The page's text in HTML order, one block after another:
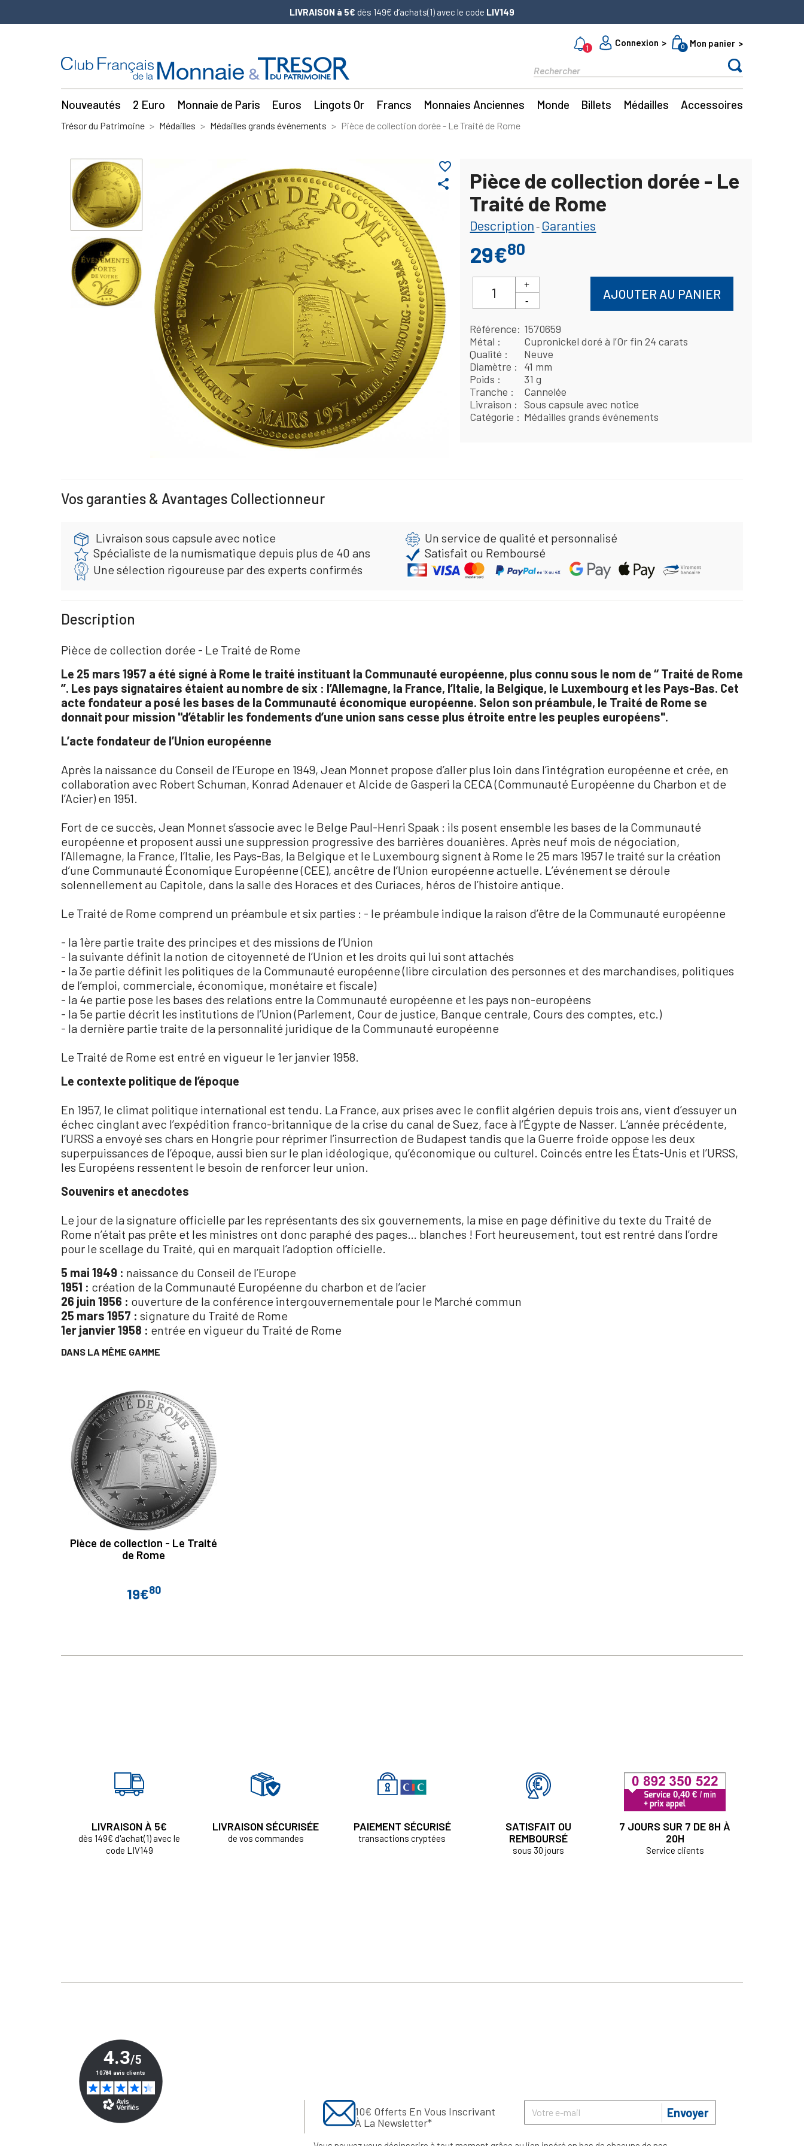
LIVRAISON à 5€ dès 149€ d’achats(1) avec le code LIV149
1
Connexion 0 Mon panier
Nouveautés 2 Euro Monnaie de Paris Euros Lingots Or Francs Monnaies Anciennes Monde Billets Médailles Accessoires
Trésor du Patrimoine Médailles Médailles grands événements Pièce de collection dorée - Le Traité de Rome
share
favorite_border
Pièce de collection dorée - Le
Traité de Rome
Description - Garanties
29€80
AJOUTER AU PANIER
Référence
1570659
Métal
Cupronickel doré à l’Or fin 24 carats
Qualité
Neuve
Diamètre
41 mm
Poids
31 g
Tranche
Cannelée
Livraison
Sous capsule avec notice
Catégorie
Médailles grands événements
Vos garanties & Avantages Collectionneur
Livraison sous capsule avec notice
Un service de qualité et personnalisé
Spécialiste de la numismatique depuis plus de 40 ans
Satisfait ou Remboursé
Une sélection rigoureuse par des experts confirmés
Description
Pièce de collection dorée - Le Traité de Rome
Le 25 mars 1957 a été signé à Rome le traité instituant la Communauté européenne, plus connu sous le nom de ‘‘ Traité de Rome
’’. Les pays signataires étaient au nombre de six : l’Allemagne, la France, l’Italie, la Belgique, le Luxembourg et les Pays-Bas. Cet
acte fondateur a posé les bases de la Communauté économique européenne. Selon son préambule, le Traité de Rome se
donnait pour mission "d’établir les fondements d’une union sans cesse plus étroite entre les peuples européens".
L’acte fondateur de l’Union européenne
Après la naissance du Conseil de l’Europe en 1949, Jean Monnet propose d’aller plus loin dans l’intégration européenne et crée, en
collaboration avec Robert Schuman, Konrad Adenauer et Alcide de Gasperi la CECA (Communauté Européenne du Charbon et de
l’Acier) en 1951.
Fort de ce succès, Jean Monnet s’associe avec le Belge Paul-Henri Spaak : ils posent ensemble les bases de la Communauté
européenne et proposent aussi une suppression progressive des barrières douanières. Après neuf mois de négociation,
l’Allemagne, la France, l’Italie, les Pays-Bas, la Belgique et le Luxembourg signent à Rome le 25 mars 1957 le traité sur la création
d’une Communauté Économique Européenne (CEE), ancêtre de l’Union européenne actuelle. L’événement se déroule
solennellement au Capitole, dans la salle des Horaces et des Curiaces, héros de l’histoire antique.
Le Traité de Rome comprend un préambule et six parties : - le préambule indique la raison d’être de la Communauté européenne
- la 1ère partie traite des principes et des missions de l’Union
- la suivante définit la notion de citoyenneté de l’Union et les droits qui lui sont attachés
- la 3e partie définit les politiques de la Communauté européenne (libre circulation des personnes et des marchandises, politiques
de l’emploi, commerciale, économique, monétaire et fiscale)
- la 4e partie pose les bases des relations entre la Communauté européenne et les pays non-européens
- la 5e partie décrit les institutions de l’Union (Parlement, Cour de justice, Banque centrale, Cours des comptes, etc.)
- la dernière partie traite de la personnalité juridique de la Communauté européenne
Le Traité de Rome est entré en vigueur le 1er janvier 1958.
Le contexte politique de l’époque
En 1957, le climat politique international est tendu. La France, aux prises avec le conflit algérien depuis trois ans, vient d’essuyer un
échec cinglant avec l’expédition franco-britannique de la crise du canal de Suez, face à l’Égypte de Nasser. L’année précédente,
l’URSS a envoyé ses chars en Hongrie pour réprimer l’insurrection de Budapest tandis que la Guerre froide oppose les deux
superpuissances de l’époque, aussi bien sur le plan idéologique, qu’économique ou culturel. Coincés entre les États-Unis et l’URSS,
les Européens ressentent le besoin de renforcer leur union.
Souvenirs et anecdotes
Le jour de la signature officielle par les représentants des six gouvernements, la mise en page définitive du texte du Traité de
Rome n’était pas prête et les ministres ont donc paraphé des pages… blanches ! Fort heureusement, tout est rentré dans l’ordre
pour le scellage du Traité, qui en marquait l’adoption officielle.
5 mai 1949 : naissance du Conseil de l’Europe
1951 : création de la Communauté Européenne du charbon et de l’acier
26 juin 1956 : ouverture de la conférence intergouvernementale pour le Marché commun
25 mars 1957 : signature du Traité de Rome
1er janvier 1958 : entrée en vigueur du Traité de Rome
DANS LA MÊME GAMME
Pièce de collection - Le Traité
de Rome
Prix
19€80
LIVRAISON À 5€
dès 149€ d'achat(1) avec le
code LIV149
LIVRAISON SÉCURISÉE
de vos commandes
PAIEMENT SÉCURISÉ
transactions cryptées
SATISFAIT OU
REMBOURSÉ
sous 30 jours
7 JOURS SUR 7 DE 8H À
20H
Service clients
10€ Offerts En Vous Inscrivant
À La Newsletter*
Envoyer